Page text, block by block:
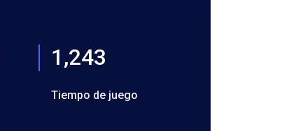
1,243
Tiempo de juego